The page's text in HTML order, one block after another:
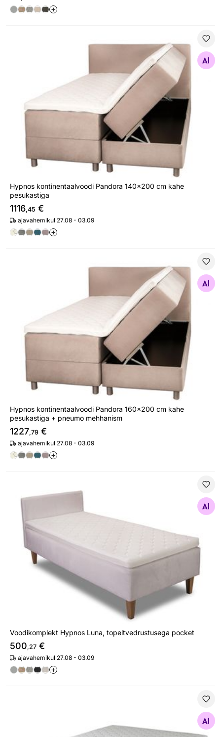
+
Hypnos kontinentaalvoodi Pandora 140x200 cm kahe
Otsi sarnaseid
Hypnos kontinentaalvoodi Pandora 140x200 cm kahe
pesukastiga
1116,45 €
ajavahemikul 27.08 - 03.09
+
Hypnos kontinentaalvoodi Pandora 160x200 cm kahe
Otsi sarnaseid
Hypnos kontinentaalvoodi Pandora 160x200 cm kahe
pesukastiga + pneumo mehhanism
1227,79 €
ajavahemikul 27.08 - 03.09
+
Voodikomplekt Hypnos Luna, topeltvedrustusega pocket
Voodikomplekt Hypnos Luna, topeltvedrustusega pocket
500,27 €
ajavahemikul 27.08 - 03.09
+